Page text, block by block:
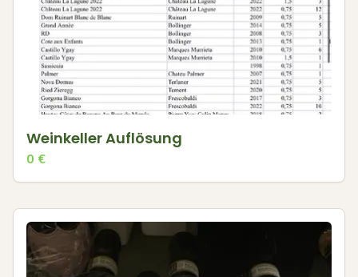
Weinkeller Auflösung
0 €